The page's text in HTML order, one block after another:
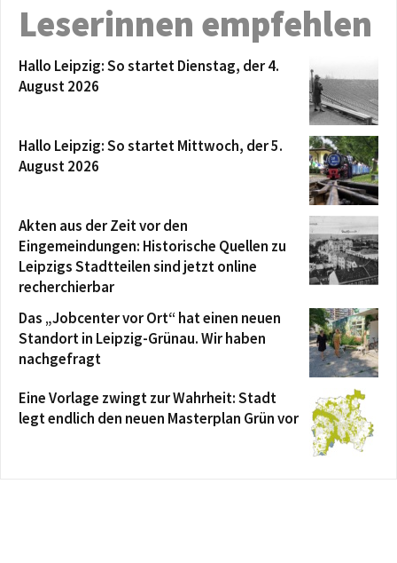
Leserinnen empfehlen
Hallo Leipzig: So startet Dienstag, der 4.
August 2026
Hallo Leipzig: So startet Mittwoch, der 5.
August 2026
Akten aus der Zeit vor den
Eingemeindungen: Historische Quellen zu
Leipzigs Stadtteilen sind jetzt online
recherchierbar
Das „Jobcenter vor Ort“ hat einen neuen
Standort in Leipzig-Grünau. Wir haben
nachgefragt
Eine Vorlage zwingt zur Wahrheit: Stadt
legt endlich den neuen Masterplan Grün vor